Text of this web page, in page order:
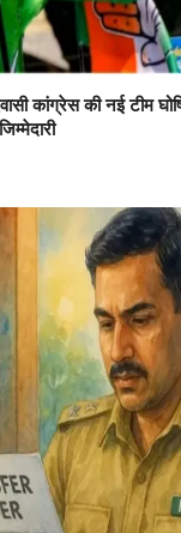
कांग्रेस की नई टीम